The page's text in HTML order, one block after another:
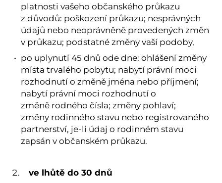
platnosti vašeho občanského průkazu
z důvodů: poškození průkazu; nesprávných
údajů nebo neoprávněně provedených změn
v průkazu; podstatné změny vaší podoby,
po uplynutí 45 dnů ode dne: ohlášení změny
místa trvalého pobytu; nabytí právní moci
rozhodnutí o změně jména nebo příjmení;
nabytí právní moci rozhodnutí o
změně rodného čísla; změny pohlaví;
změny rodinného stavu nebo registrovaného
partnerství, je-li údaj o rodinném stavu
zapsán v občanském průkazu.
ve lhůtě do 30 dnů